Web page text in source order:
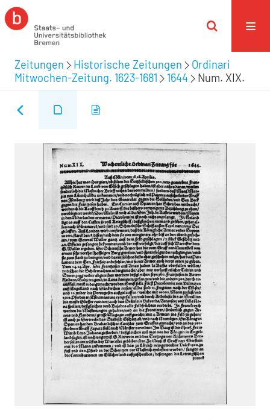
Zeitungen Historische Zeitungen
Ordinari
Mitwochen-Zeitung. 1623-1681
1644 Num. XIX.